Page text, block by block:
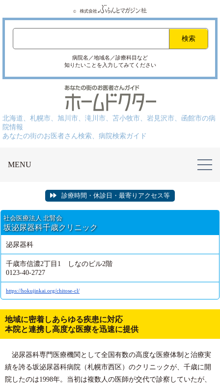
病院名／地域名／診療科目など
知りたいことを入力してみてください
北海道、札幌市、旭川市、滝川市、苫小牧市、岩見沢市、函館市の病
院情報
あなたの街のお医者さん検索、病院検索ガイド
MENU
診療時間・休診日・最寄りアクセス等
社会医療法人 北腎会
坂泌尿器科千歳クリニック
泌尿器科
千歳市信濃2丁目1 しなのビル2階
0123-40-2727
https://hokujinkai.org/chitose-cl/
地域に密着しあらゆる疾患に対応
本院と連携し高度な医療を迅速に提供
泌尿器科専門医療機関として全国有数の高度な医療体制と治療実
績を誇る坂泌尿器科病院（札幌市西区）のクリニックが、千歳に開
院したのは1998年。当初は複数人の医師が交代で診察していたが、